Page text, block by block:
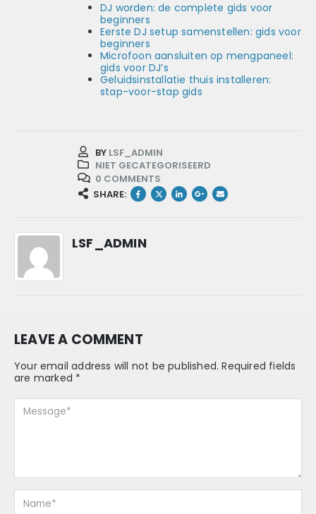
DJ worden: de complete gids voor
beginners
Eerste DJ setup samenstellen: gids voor
beginners
Microfoon aansluiten op mengpaneel:
gids voor DJ’s
Geluidsinstallatie thuis installeren:
stap-voor-stap gids
BY LSF_ADMIN
NIET GECATEGORISEERD
0 COMMENTS
SHARE:
LSF_ADMIN
LEAVE A COMMENT
Your email address will not be published. Required fields
are marked *